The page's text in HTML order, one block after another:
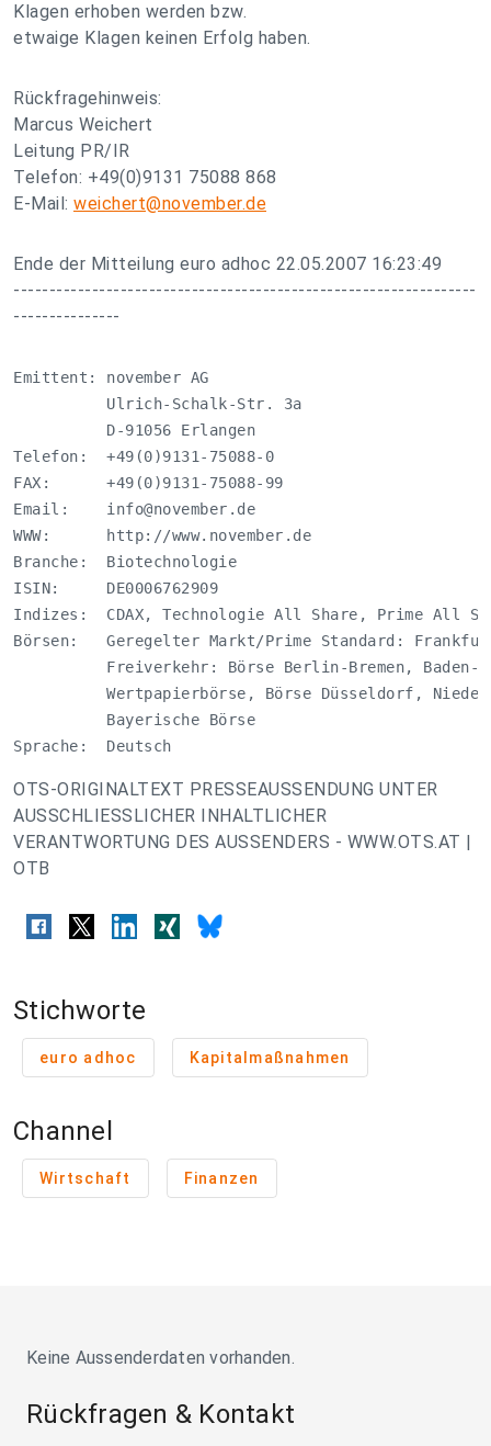
Klagen erhoben werden bzw.
etwaige Klagen keinen Erfolg haben.
Rückfragehinweis:
Marcus Weichert
Leitung PR/IR
Telefon: +49(0)9131 75088 868
E-Mail: weichert@november.de
Ende der Mitteilung euro adhoc 22.05.2007 16:23:49
-----------------------------------------------------------------
---------------
Emittent: november AG
          Ulrich-Schalk-Str. 3a
          D-91056 Erlangen
Telefon:  +49(0)9131-75088-0
FAX:      +49(0)9131-75088-99
Email: info@november.de
WWW:      http://www.november.de
Branche:  Biotechnologie
ISIN:     DE0006762909
Indizes:  CDAX, Technologie All Share, Prime All
Börsen:   Geregelter Markt/Prime Standard:
Freiverkehr: Börse Berlin-Bremen, Baden-
Wertpapierbörse, Börse Düsseldorf,
          Bayerische Börse
Sprache:  Deutsch
OTS-ORIGINALTEXT PRESSEAUSSENDUNG UNTER
AUSSCHLIESSLICHER INHALTLICHER
VERANTWORTUNG DES AUSSENDERS - WWW.OTS.AT |
OTB
Stichworte
euro adhoc Kapitalmaßnahmen
Channel
Wirtschaft Finanzen
Keine Aussenderdaten vorhanden.
Rückfragen & Kontakt